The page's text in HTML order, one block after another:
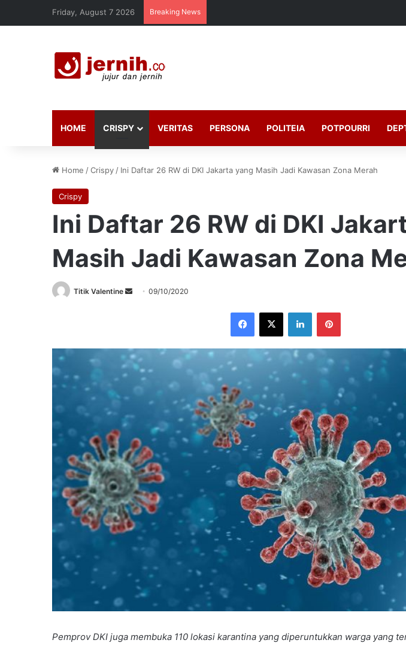
Friday, August 7 2026 Breaking News
HOME CRISPY VERITAS PERSONA POLITEIA POTPOURRI
Home /Crispy / Ini Daftar 26 RW di DKI Jakarta yang Masih Jadi Kawasan Zona Merah
Crispy
Ini Daftar 26 RW di DKI
Masih Jadi Kawasan Zona
Titik Valentine
Send09/10/2020
Facebook
X LinkedInPinterest
Pemprov DKI juga membuka 110 lokasi karantina yang diperuntukkan warga yang